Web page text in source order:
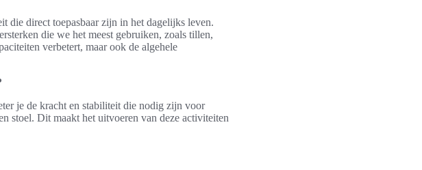
die direct toepasbaar zijn in het dagelijks leven.
die we het meest gebruiken, zoals tillen,
verbetert, maar ook de algehele
je de kracht en stabiliteit die nodig zijn voor
stoel. Dit maakt het uitvoeren van deze activiteiten